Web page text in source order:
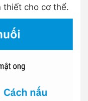
thiết cho cơ thể.